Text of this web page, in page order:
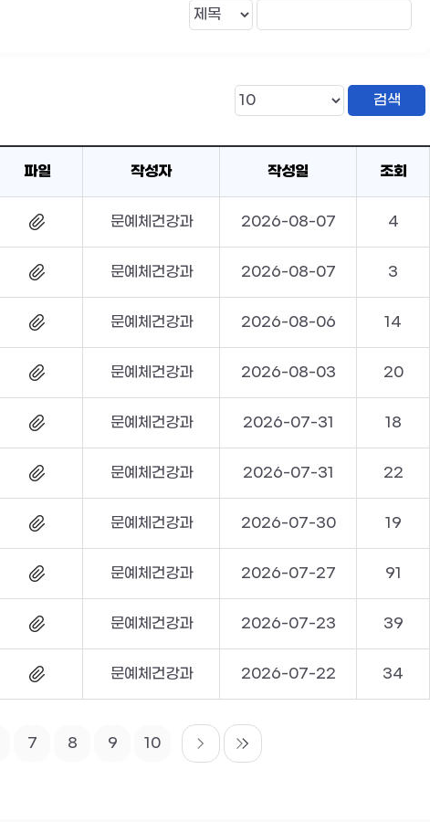
파일 작성자 작성일 조회
문예체건강과 2026-08-07 4
문예체건강과 2026-08-07 3
문예체건강과 2026-08-06 14
문예체건강과 2026-08-03 20
문예체건강과 2026-07-31 18
문예체건강과 2026-07-31 22
문예체건강과 2026-07-30 19
문예체건강과 2026-07-27 91
문예체건강과 2026-07-23 39
문예체건강과 2026-07-22 34
7 8 9 10